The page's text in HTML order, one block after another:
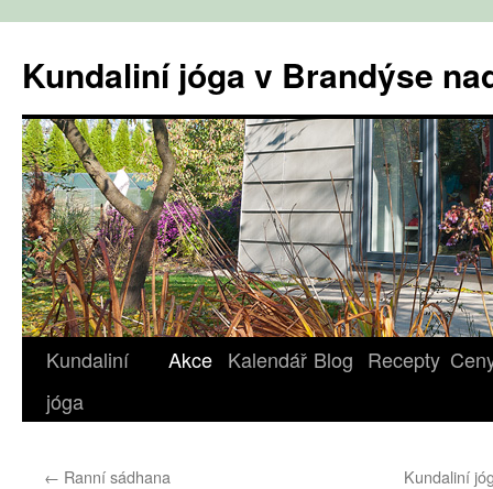
obsahu
webu
Kundaliní jóga v Brandýse
Kundaliní
jóga
Akce Kalendář Blog Recepty
← Ranní sádhana Kundaliní